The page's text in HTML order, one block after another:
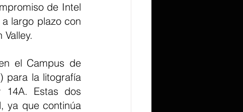
de Intel
largo plazo con
el Campus de
para la litografía
14A. Estas dos
ya que continúa